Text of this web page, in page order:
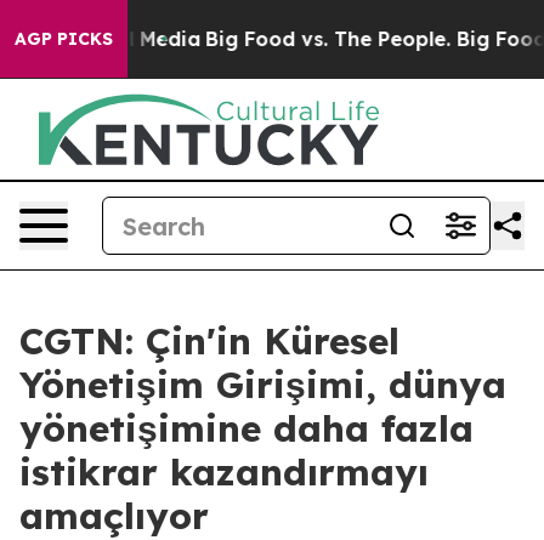
AGP PICKS
Social Media Big Food vs. The People. Big Food’s
CGTN: Çin'in Küresel
Yönetişim Girişimi, dünya
yönetişimine daha fazla
istikrar kazandırmayı
amaçlıyor